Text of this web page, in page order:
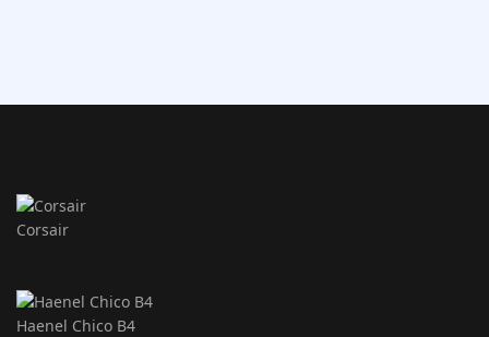
Corsair
Haenel Chico B4